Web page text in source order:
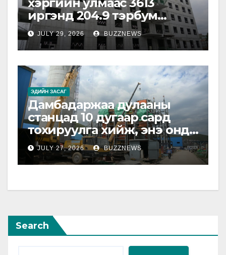
иргэнд 204.9 тэрбум
төгрөгийн хохирол
учирчээ
JULY 29, 2026 BUZZNEWS
ЭДИЙН ЗАСАГ
Дамбадаржаа дулааны
станцад 10 дугаар сард
тохируулга хийж, энэ онд
ашиглалтад оруулна
JULY 27, 2026 BUZZNEWS
Search